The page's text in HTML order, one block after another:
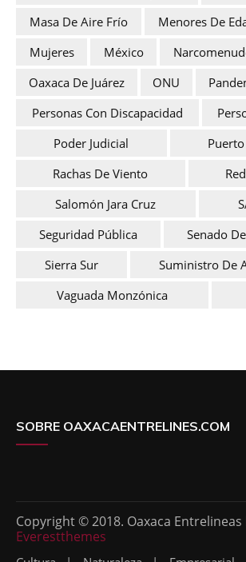
Masa De Aire Frío
Menores De
Mujeres
México
Oaxaca De Juárez
ONU
Personas Con Discapacidad
Poder Judicial
Rachas De Viento
Salomón Jara Cruz
Seguridad Pública
Senado
Sierra Sur
Suministro De
Vaguada Monzónica
SOBRE OAXACAENTRELINES.COM
Copyright © 2018. Oaxaca Entrelineas
Everestthemes